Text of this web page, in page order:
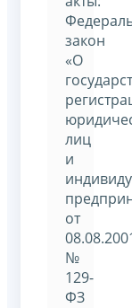
закон
«О
лиц
и
от
№
129-
ФЗ